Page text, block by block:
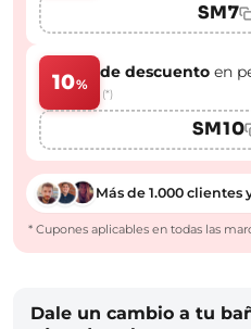
SM7
10%
de descuento en
(*)
SM10
Más de 1.000 clientes
* Cupones aplicables en todas las
Dale un cambio a tu